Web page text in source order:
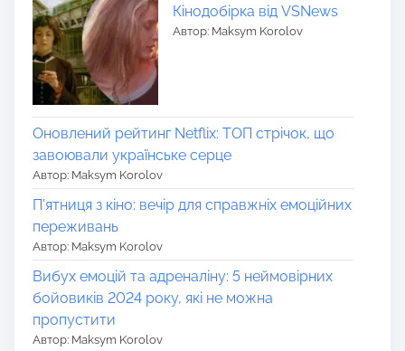
Кінодобірка від VSNews
Автор: Maksym Korolov
Оновлений рейтинг Netflix: ТОП стрічок, що
завоювали українське серце
Автор: Maksym Korolov
П’ятниця з кіно: вечір для справжніх емоційних
переживань
Автор: Maksym Korolov
Вибух емоцій та адреналіну: 5 неймовірних
бойовиків 2024 року, які не можна
пропустити
Автор: Maksym Korolov